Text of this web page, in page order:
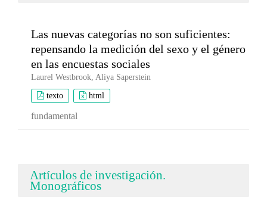
Las nuevas categorías no son suficientes:
repensando la medición del sexo y el género
en las encuestas sociales
Laurel Westbrook, Aliya Saperstein
texto html
fundamental
Artículos de investigación.
Monográficos